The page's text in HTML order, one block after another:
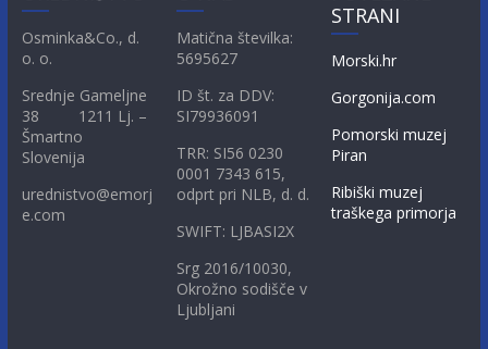
Osminka&Co., d.
o. o.
Srednje Gameljne
38 1211 Lj. –
Šmartno
Slovenija
urednistvo@emorj
e.com
Matična številka:
5695627
ID št. za DDV:
SI79936091
TRR: SI56 0230
0001 7343 615,
odprt pri NLB, d. d.
SWIFT: LJBASI2X
Srg 2016/10030,
Okrožno sodišče v
Ljubljani
STRANI
Morski.hr
Gorgonija.com
Pomorski muzej
Piran
Ribiški muzej
traškega primorja